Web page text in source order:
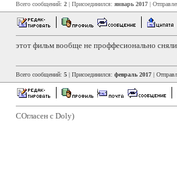
Всего сообщений: 2 | Присоединился: январь 2017 |
этот фильм вообще не проффесионально сняли
Всего сообщений: 5 | Присоединился: февраль 2017 |
СОгласен с Doly)